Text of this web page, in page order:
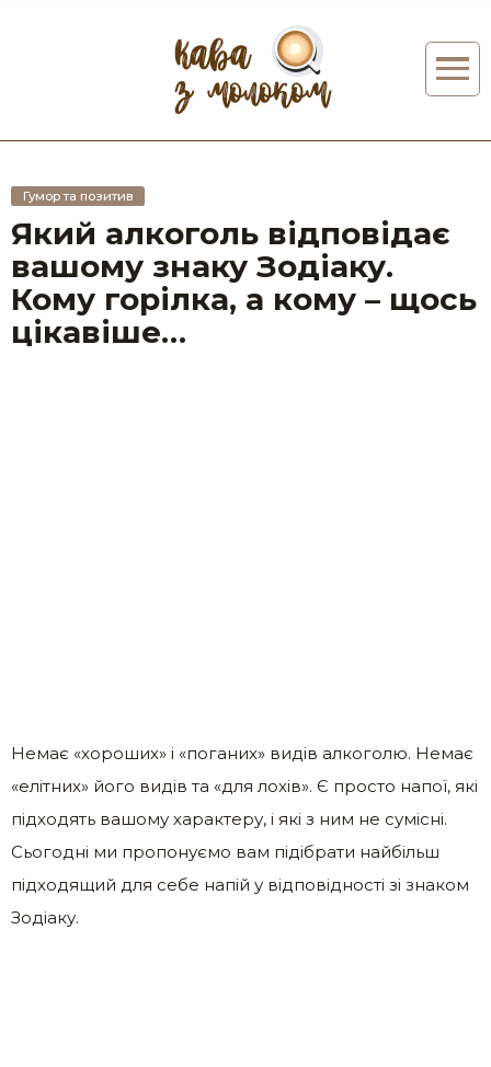
Гумор та позитив
Який алкоголь відповідає
вашому знаку Зодіаку.
Кому горілка, а кому – щось
цікавіше…
Немає «хороших» і «поганих» видів алкоголю. Немає
«елітних» його видів та «для лохів». Є просто напої, які
підходять вашому характеру, і які з ним не сумісні.
Сьогодні ми пропонуємо вам підібрати найбільш
підходящий для себе напій у відповідності зі знаком
Зодіаку.